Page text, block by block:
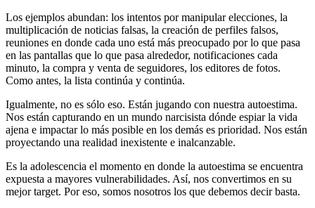
Los ejemplos abundan: los intentos por manipular elecciones, la
multiplicación de noticias falsas, la creación de perfiles falsos,
reuniones en donde cada uno está más preocupado por lo que pasa
en las pantallas que lo que pasa alrededor, notificaciones cada
minuto, la compra y venta de seguidores, los editores de fotos.
Como antes, la lista continúa y continúa.
Igualmente, no es sólo eso. Están jugando con nuestra autoestima.
Nos están capturando en un mundo narcisista dónde espiar la vida
ajena e impactar lo más posible en los demás es prioridad. Nos están
proyectando una realidad inexistente e inalcanzable.
Es la adolescencia el momento en donde la autoestima se encuentra
expuesta a mayores vulnerabilidades. Así, nos convertimos en su
mejor target. Por eso, somos nosotros los que debemos decir basta.